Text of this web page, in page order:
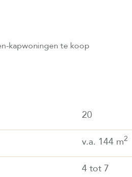
kapwoningen te koop
20
v.a. 144 m2
4 tot 7